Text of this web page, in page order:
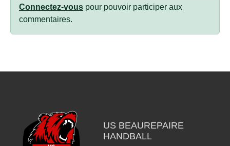
Connectez-vous pour pouvoir participer aux
commentaires.
US BEAUREPAIRE
HANDBALL